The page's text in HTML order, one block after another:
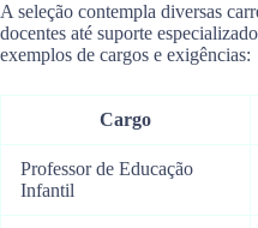
A seleção contempla diversas
docentes até suporte
exemplos de cargos e exigências:
Cargo
Professor de Educação
Infantil